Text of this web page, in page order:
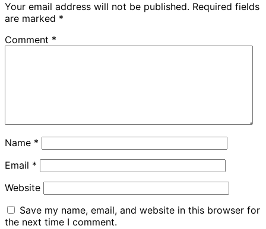
Your email address will not be published. Required fields
are marked *
Comment *
Name *
Email *
Website
Save my name, email, and website in this browser for
the next time I comment.